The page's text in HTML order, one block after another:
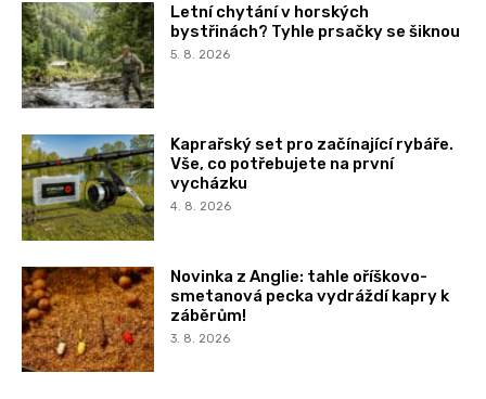
Letní chytání v horských
bystřinách? Tyhle prsačky se šiknou
5. 8. 2026
Kaprařský set pro začínající rybáře.
Vše, co potřebujete na první
vycházku
4. 8. 2026
Novinka z Anglie: tahle oříškovo-
smetanová pecka vydráždí kapry k
záběrům!
3. 8. 2026